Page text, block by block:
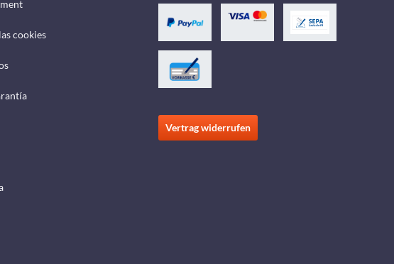
cookies
Vertrag widerrufen